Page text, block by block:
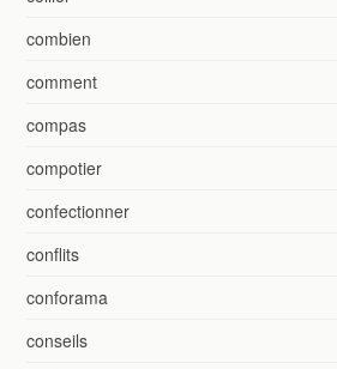
combien
comment
compas
compotier
confectionner
conflits
conforama
conseils